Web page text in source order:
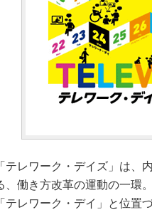
レワーク・デイズ」は、
、働き方改革の運動の一環
テレワーク・デイ」と位置